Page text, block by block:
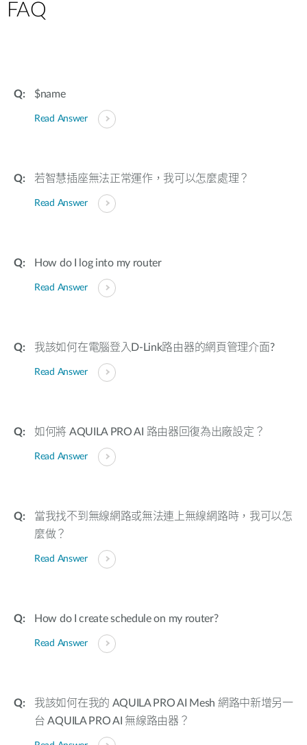
FAQ
$name
Read Answer
若智慧插座無法正常運作，我可以怎麼處理？
Read Answer
How do I log into my router
Read Answer
我該如何在電腦登入D-Link路由器的網頁管理介面?
Read Answer
如何將 AQUILA PRO AI 路由器回復為出廠設定？
Read Answer
當我找不到無線網路或無法連上無線網路時，我可以怎
麼做？
Read Answer
How do I create schedule on my router?
Read Answer
我該如何在我的 AQUILA PRO AI Mesh 網路中新增另一
台 AQUILA PRO AI 無線路由器？